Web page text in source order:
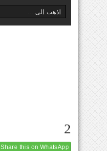
2
Share this on WhatsApp